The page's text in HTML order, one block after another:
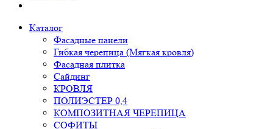
Каталог
Фасадные панели
Гибкая черепица (Мягкая кровля)
Фасадная плитка
Сайдинг
КРОВЛЯ
ПОЛИЭСТЕР 0,4
КОМПОЗИТНАЯ ЧЕРЕПИЦА
СОФИТЫ